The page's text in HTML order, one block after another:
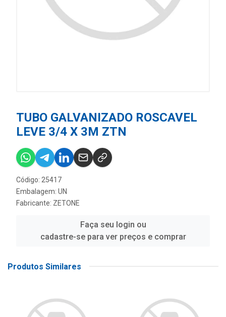
TUBO GALVANIZADO ROSCAVEL
LEVE 3/4 X 3M ZTN
Código: 25417
Embalagem: UN
Fabricante: ZETONE
Faça seu login ou
cadastre-se para ver preços e comprar
Produtos Similares